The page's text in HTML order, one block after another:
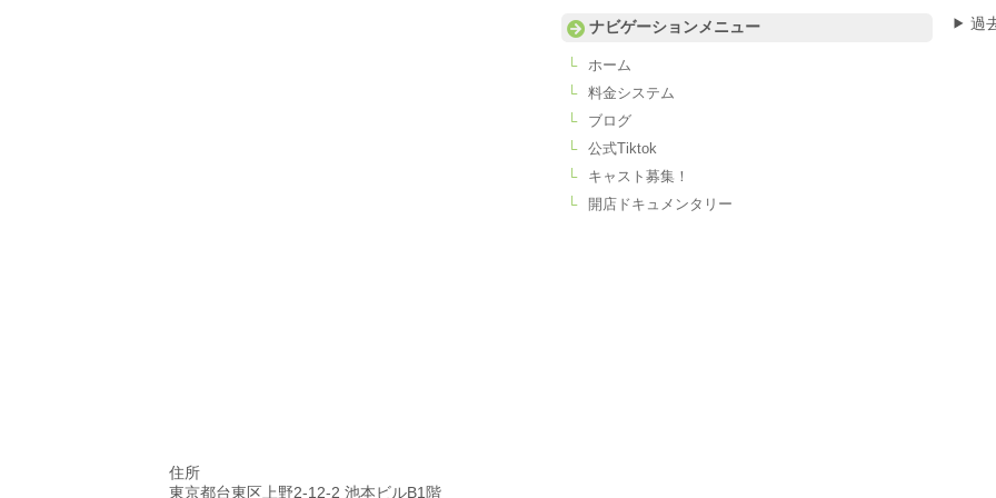
住所
東京都台東区上野2-12-2 池本ビルB1階
ナビゲーションメニュー
ホーム
料金システム
ブログ
公式Tiktok
キャスト募集！
開店ドキュメンタリー
過